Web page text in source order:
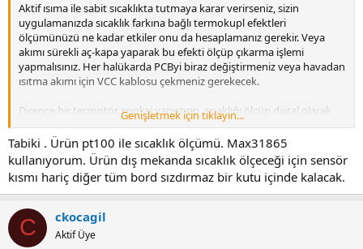
Aktif ısıma ile sabit sıcaklıkta tutmaya karar verirseniz, sizin
uygulamanızda sıcaklık farkına bağlı termokupl efektleri
ölçümünüzü ne kadar etkiler onu da hesaplamanız gerekir. Veya
akımı sürekli aç-kapa yaparak bu efekti ölçüp çıkarma işlemi
yapmalısınız. Her halükarda PCByi biraz değiştirmeniz veya havadan
ısıtma akımı için VCC kablosu çekmeniz gerekecek.
Dirence bir termistör epoksi yapıştırıp, sıcaklığı ölçüp dijital olarak
kompanse etmeyi deneyebilirsiniz. Her cihaz için ayrı kalibrasyon
gerekecek.
Veya bu kadar çaba yerine belki de daha pahalı dirençlerle
istediğiniz sonucu alabilirsiniz.
Proje ile ilgili bilgi verebiliyor musunuz?
Genişletmek için tıklayın...
Tabiki . Ürün pt100 ile sıcaklık ölçümü. Max31865
kullanıyorum. Ürün dış mekanda sıcaklık ölçeceği için sensör
kısmı hariç diğer tüm bord sızdırmaz bir kutu içinde kalacak.
C ckocagil
Aktif Üye